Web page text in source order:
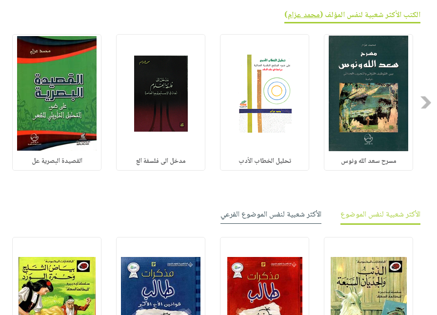
الكتب الأكثر شعبية لنفس المؤلف (محمد عزام)
Previous
مسرح سعد الله ونوس تحليل الخطاب الأدب مدخل الى فلسفة الع القصيدة البصرية عل
الأكثر شعبية لنفس الموضوع الأكثر شعبية لنفس الموضوع الفرعي